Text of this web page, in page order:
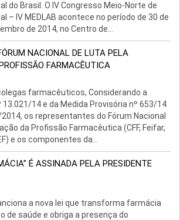
do Brasil. O IV Congresso Meio-Norte de
– IV MEDLAB acontece no período de 30 de
de 2014, no Centro de...
NACIONAL DE LUTA PELA
FARMACÊUTICA
farmacêuticos, Considerando a
13.021/14 e da Medida Provisória nº 653/14
os representantes do Fórum Nacional
da Profissão Farmacêutica (CFF, Feifar,
e os componentes da...
É ASSINADA PELA PRESIDENTE
a nova lei que transforma farmácia
de saúde e obriga a presença do